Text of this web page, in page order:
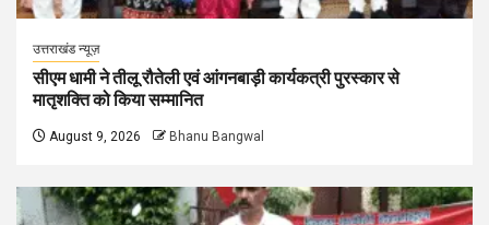
उत्तराखंड न्यूज़
सीएम धामी ने तीलू रौतेली एवं आंगनबाड़ी कार्यकत्री पुरस्कार से
मातृशक्ति को किया सम्मानित
August 9, 2026 Bhanu Bangwal